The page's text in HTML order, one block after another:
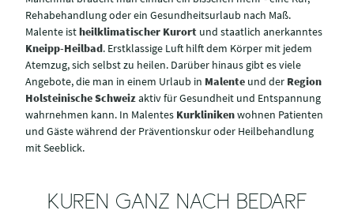
Rehabehandlung oder ein Gesundheitsurlaub nach Maß.
Malente istheilklimatischer Kurort und staatlich anerkanntes
Kneipp-Heilbad. Erstklassige Luft hilft dem Körper mit jedem
Atemzug, sich selbst zu heilen. Darüber hinaus gibt es viele
Angebote, die man in einem Urlaub in Malente und der Region
Holsteinische Schweizaktiv für Gesundheit und Entspannung
wahrnehmen kann. In Malentes Kurklinikenwohnen Patienten
und Gäste während der Präventionskur oder Heilbehandlung
mit Seeblick.
KUREN GANZ NACH BEDARF